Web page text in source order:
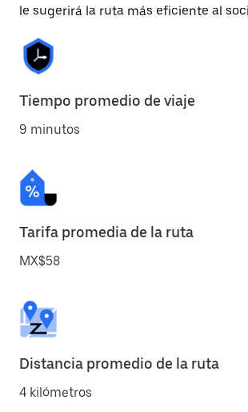
le sugerirá la ruta más eficiente al
Tiempo promedio de viaje
9 minutos
Tarifa promedia de la ruta
MX$58
Distancia promedio de la ruta
4 kilómetros